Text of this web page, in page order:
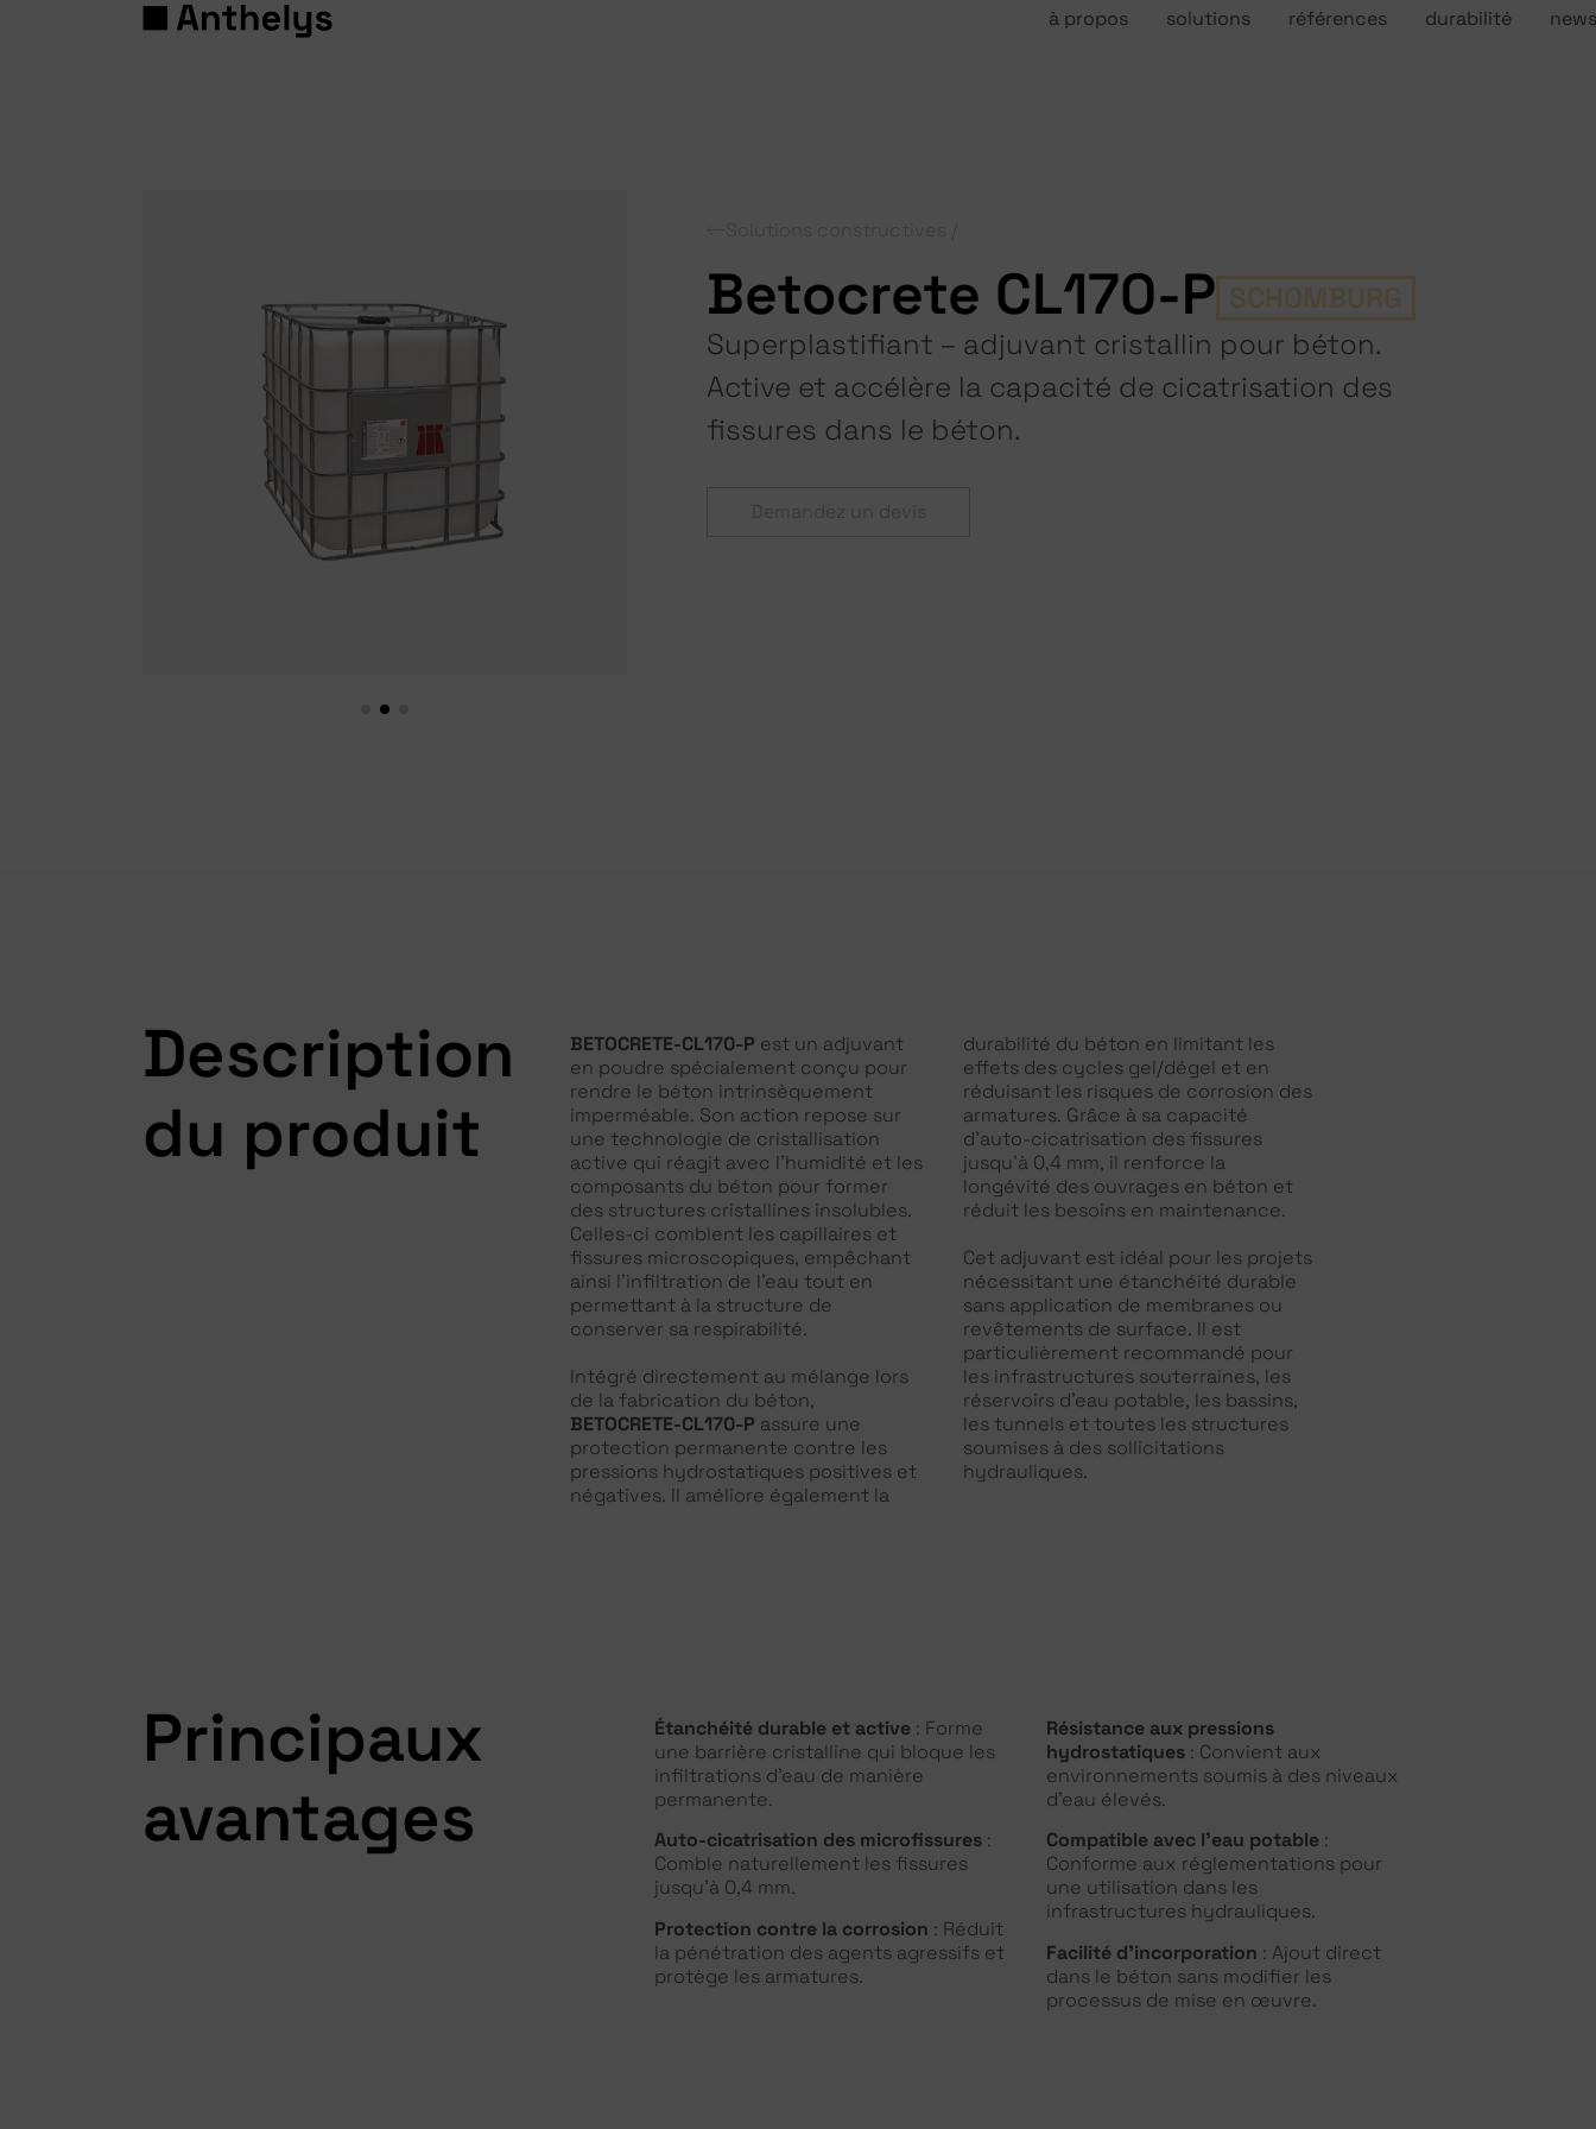
à propos solutions références durabilité
Betocrete CL170-P
Superplastifiant – adjuvant cristallin pour béton.
Active et accélère la capacité de cicatrisation des
fissures dans le béton.
Description
du produit
BETOCRETE-CL170-P est un adjuvant
en poudre spécialement conçu pour
rendre le béton intrinsèquement
imperméable. Son action repose sur
une technologie de cristallisation
active qui réagit avec l’humidité et les
composants du béton pour former
des structures cristallines insolubles.
Celles-ci comblent les capillaires et
fissures microscopiques, empêchant
ainsi l’infiltration de l’eau tout en
permettant à la structure de
conserver sa respirabilité.
Intégré directement au mélange lors
de la fabrication du béton,
BETOCRETE-CL170-P assure une
protection permanente contre les
pressions hydrostatiques positives et
négatives. Il améliore également la
durabilité du béton en limitant les
effets des cycles gel/dégel et en
réduisant les risques de corrosion des
armatures. Grâce à sa capacité
d’auto-cicatrisation des fissures
jusqu’à 0,4 mm, il renforce la
longévité des ouvrages en béton et
réduit les besoins en maintenance.
Cet adjuvant est idéal pour les projets
nécessitant une étanchéité durable
sans application de membranes ou
revêtements de surface. Il est
particulièrement recommandé pour
les infrastructures souterraines, les
réservoirs d’eau potable, les bassins,
les tunnels et toutes les structures
soumises à des sollicitations
hydrauliques.
Principaux
avantages
Étanchéité durable et active: Forme
une barrière cristalline qui bloque les
infiltrations d’eau de manière
permanente.
Auto-cicatrisation des microfissures:
Comble naturellement les fissures
jusqu’à 0,4 mm.
Protection contre la corrosion : Réduit
la pénétration des agents agressifs et
protège les armatures.
Résistance aux pressions
hydrostatiques : Convient aux
environnements soumis à des niveaux
d’eau élevés.
Compatible avec l’eau potable :
Conforme aux réglementations pour
une utilisation dans les
infrastructures hydrauliques.
Facilité d’incorporation : Ajout direct
dans le béton sans modifier les
processus de mise en œuvre.